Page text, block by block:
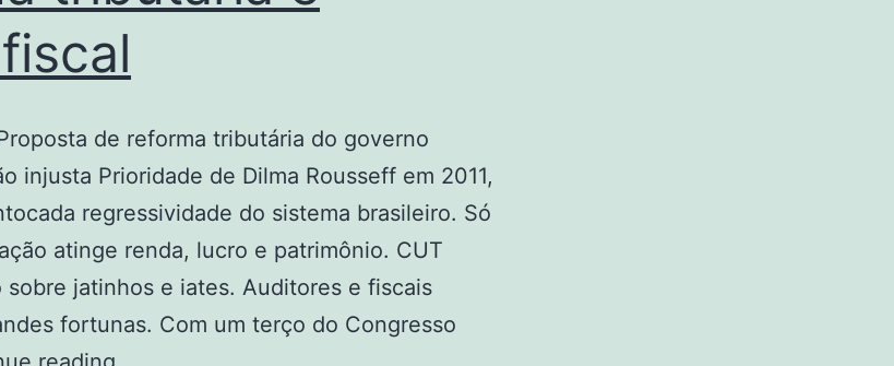
de reforma tributária do governo
injusta Prioridade de Dilma Rousseff em 2011,
regressividade do sistema brasileiro. Só
atinge renda, lucro e patrimônio. CUT
jatinhos e iates. Auditores e fiscais
fortunas. Com um terço do Congresso